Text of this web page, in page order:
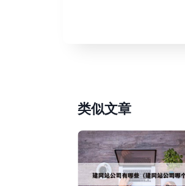
类似文章